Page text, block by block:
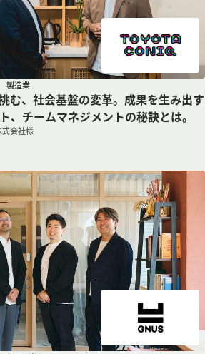
む、社会基盤の変革。成果を生み出す
、チームマネジメントの秘訣とは。
式会社様
製造業